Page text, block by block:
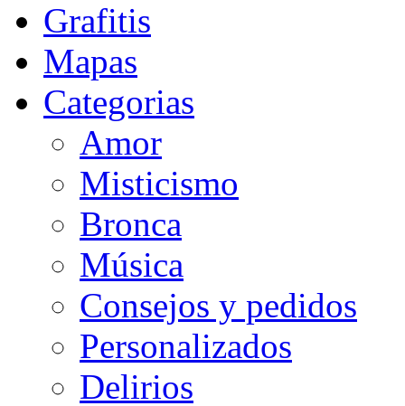
Grafitis
Mapas
Categorias
Amor
Misticismo
Bronca
Música
Consejos y pedidos
Personalizados
Delirios